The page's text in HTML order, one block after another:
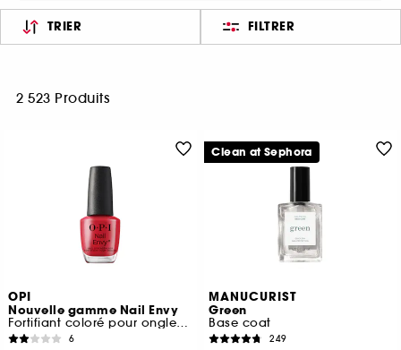
TRIER FILTRER
2 523 Produits
OPI
Nouvelle gamme Nail Envy
Fortifiant coloré pour ongles naturels
6
MANUCURIST
Green
Base coat
249
Clean at Sephora